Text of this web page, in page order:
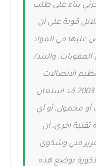
الجزئي بناء على طلب
قوية على أن
عليها في المواد
قانون العقوبات، والبند/
تنظيم الاتصالات
الصادر بالقانون رقم 10 لسنة 2003 قد استعان
أو محمول، أو أي
تقنية أخرى، أن
فني وشكوى
بوضع هذه